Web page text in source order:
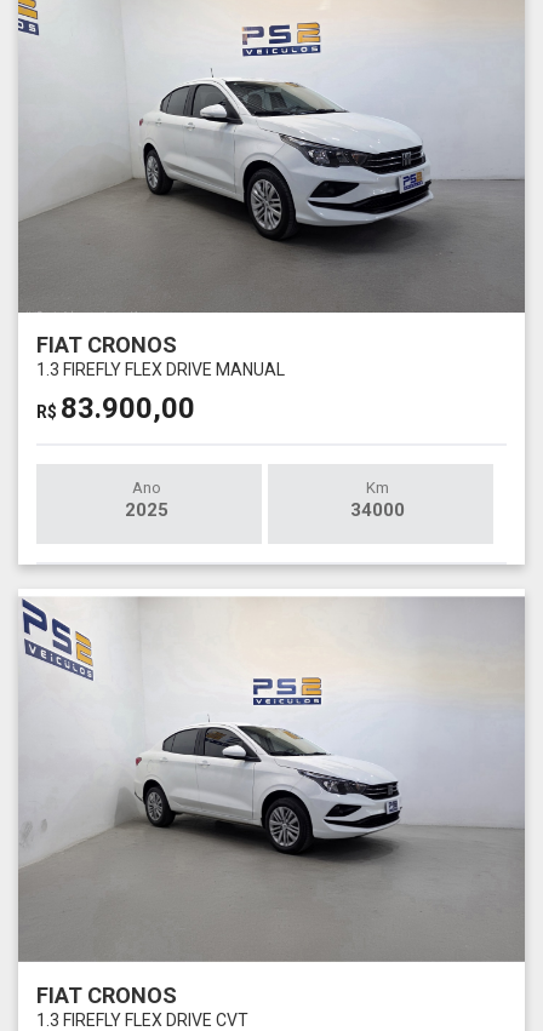
FIAT CRONOS
1.3 FIREFLY FLEX DRIVE MANUAL
R$ 83.900,00
Ano
2025
Km
34000
FIAT CRONOS
1.3 FIREFLY FLEX DRIVE CVT